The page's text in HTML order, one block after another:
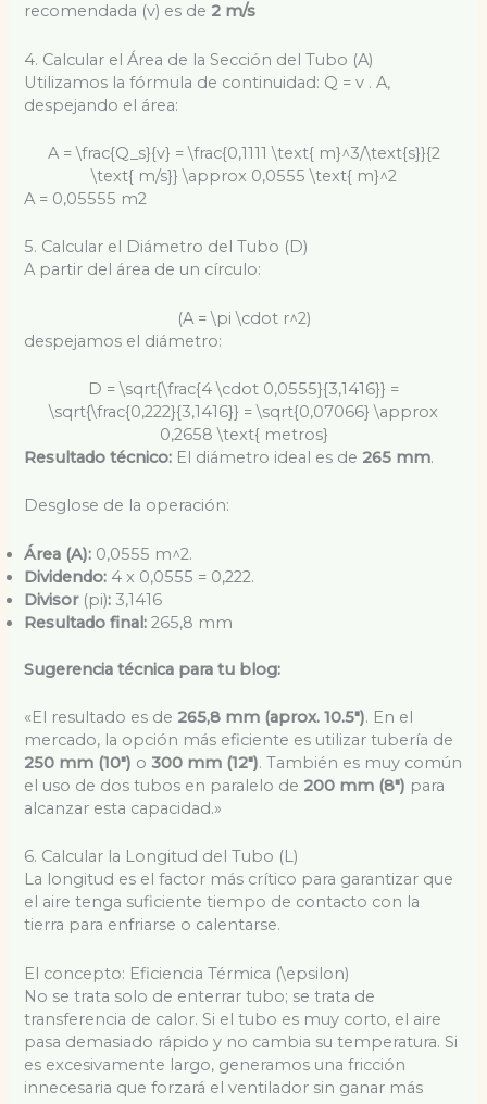
recomendada (v) es de 2 m/s
4. Calcular el Área de la Sección del Tubo (A)
Utilizamos la fórmula de continuidad: Q = v . A,
despejando el área:
A = \frac{Q_s}{v} = \frac{0,1111 \text{ m}^3/\text{s}}{2
\text{ m/s}} \approx 0,0555 \text{ m}^2
A = 0,05555 m2
5. Calcular el Diámetro del Tubo (D)
A partir del área de un círculo:
(A = \pi \cdot r^2)
despejamos el diámetro:
D = \sqrt{\frac{4 \cdot 0,0555}{3,1416}} =
\sqrt{\frac{0,222}{3,1416}} = \sqrt{0,07066} \approx
0,2658 \text{ metros}
Resultado técnico: El diámetro ideal es de 265 mm.
Desglose de la operación:
Área (A): 0,0555 m^2.
Dividendo: 4 x 0,0555 = 0,222.
Divisor (pi): 3,1416
Resultado final: 265,8 mm
Sugerencia técnica para tu blog:
«El resultado es de 265,8 mm (aprox. 10.5″). En el
mercado, la opción más eficiente es utilizar tubería de
250 mm (10″) o300 mm (12″). También es muy común
el uso de dos tubos en paralelo de 200 mm (8″) para
alcanzar esta capacidad.»
6. Calcular la Longitud del Tubo (L)
La longitud es el factor más crítico para garantizar que
el aire tenga suficiente tiempo de contacto con la
tierra para enfriarse o calentarse.
El concepto: Eficiencia Térmica (\epsilon)
No se trata solo de enterrar tubo; se trata de
transferencia de calor. Si el tubo es muy corto, el aire
pasa demasiado rápido y no cambia su temperatura. Si
es excesivamente largo, generamos una fricción
innecesaria que forzará el ventilador sin ganar más